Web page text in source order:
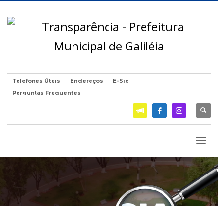
Telefones Úteis Endereços
E-Sic
Perguntas Frequentes